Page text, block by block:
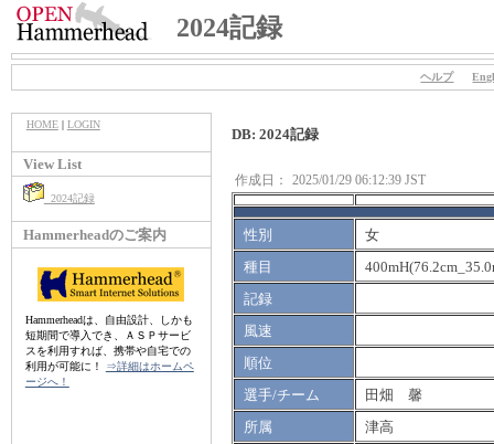
2024記録
ヘルプ
HOME| LOGIN
View List
2024記録
Hammerheadのご案内
Hammerheadは、自由設計、しかも
短期間で導入でき、ＡＳＰサービ
スを利用すれば、携帯や自宅での
利用が可能に！
⇒詳細はホームペ
ージへ！
DB: 2024記録
作成日： 2025/01/29 06:12:39 JST
性別
女
種目
記録
風速
順位
選手/チーム
田畑 馨
所属
津高